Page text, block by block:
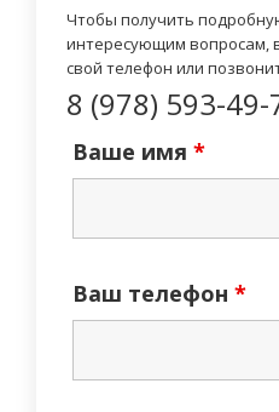
Чтобы получить
интересующим вопросам,
свой телефон или
8 (978) 593-49-
Ваше имя *
Ваш телефон *